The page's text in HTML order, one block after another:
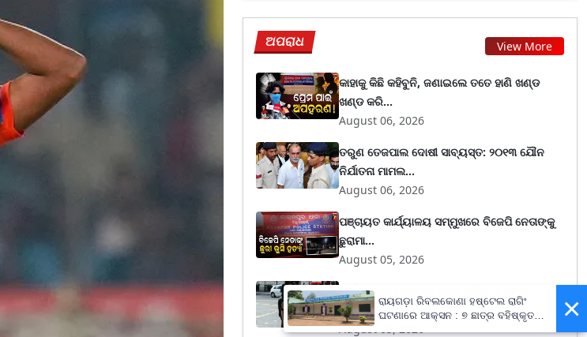
ଅପରାଧ View More
କାହାକୁ କିଛି କହିବୁନି, ଜଣାଇଲେ ତତେ ହାଣି ଖଣ୍ଡ
ଖଣ୍ଡ କରି...
August 06, 2026
ତରୁଣ ତେଜପାଲ ଦୋଷୀ ସାବ୍ୟସ୍ତ: ୨୦୧୩ ଯୌନ
ନିର୍ଯାତନା ମାମଲ...
August 06, 2026
ପଞ୍ଚାୟତ କାର୍ଯ୍ୟାଳୟ ସମ୍ମୁଖରେ ବିଜେପି ନେତାଙ୍କୁ
ଛୁରାମା...
August 05, 2026
ପର୍ଯ୍ୟଟକଙ୍କୁ ଛୁରାମାଡ଼ କଲେ ମହିଳା; ୪ ଆହତ ,
ଅଭିଯୁକ୍ତ...
August 05, 2026
×
ରାୟଗଡ଼ା ରିବଲକୋଣା ହଷ୍ଟେଲ ରାଗିଂ
ଘଟଣାରେ ଆକ୍ସନ : ୭ ଛାତ୍ର ବହିଷ୍କୃତ,